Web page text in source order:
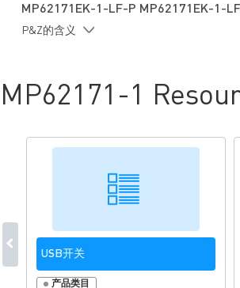
SOIC8 和MSOP8 封装
MP62171EK-1-LF-P MP62171EK-1-
P&Z的含义
MP62171-1
USB开关
产品类目